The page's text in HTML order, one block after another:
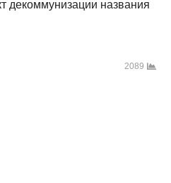
декоммунизации названия
2089